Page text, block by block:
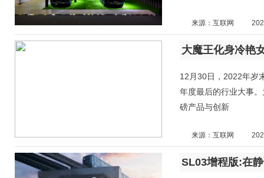
来源：互联网
大魔王化身冷艳
12月30日，2022年岁
年度最后的行业大事
磅产品与创新
来源：互联网
SL03增程版:在